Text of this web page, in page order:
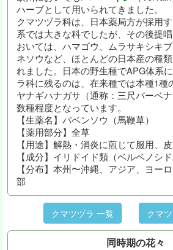
ハーブとして用いられてきました。
クマツヅラ科は、日本薬局方が採用
系では大きな科でしたが、その後提
おいては、ハマゴウ、ムラサキシキ
ネソウなど、ほとんどの日本産の種
れました。日本の野生種でAPG体系
ラ科に残るのは、在来種では本種1種
ヤナギハナガサ（通称：三尺バーベ
数種程度となっています。
【生薬名】バベンソウ（馬鞭草）
【薬用部分】全草
【用途】解熱・消炎に煎じて服用、
【成分】イリドイド類（ベルベノシド
【分布】本州〜沖縄、アジア、ヨー
部
クマツヅラ 一覧 クマ
同時期の花々